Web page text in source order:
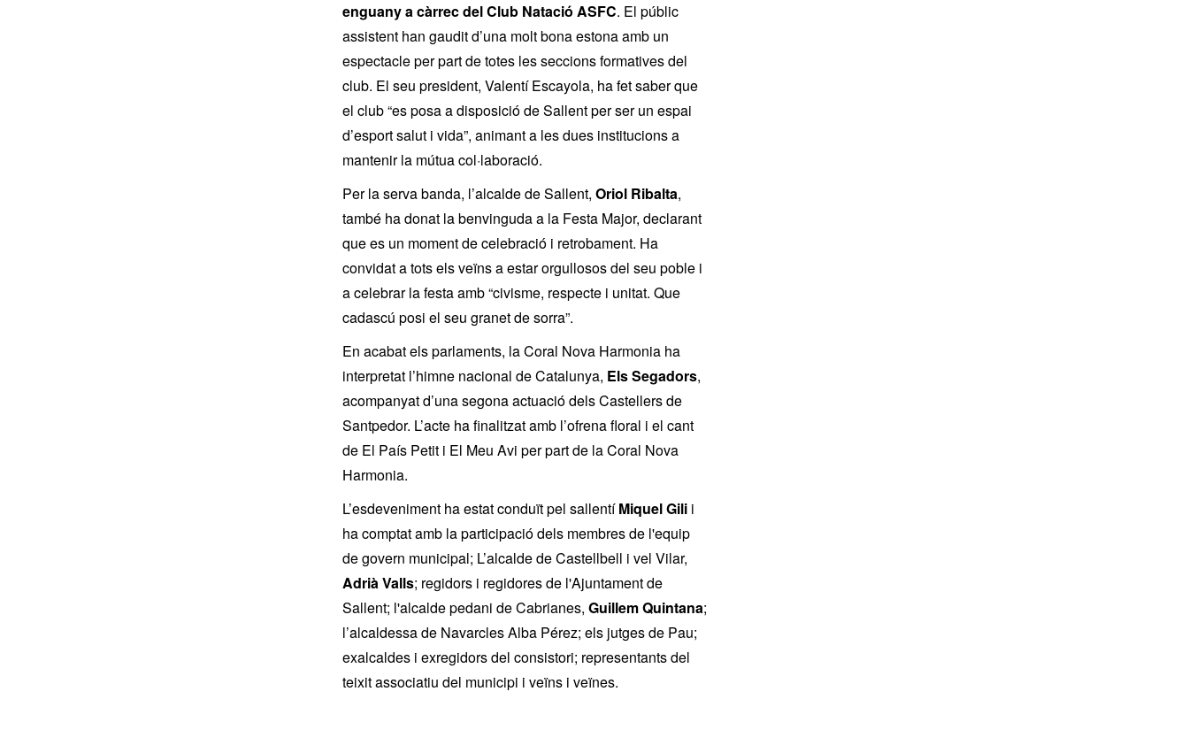
enguany a càrrec del Club Natació ASFC. El públic
assistent han gaudit d’una molt bona estona amb un
espectacle per part de totes les seccions formatives del
club. El seu president, Valentí Escayola, ha fet saber que
el club “es posa a disposició de Sallent per ser un espai
d’esport salut i vida”, animant a les dues institucions a
mantenir la mútua col·laboració.
Per la serva banda, l’alcalde de Sallent, Oriol Ribalta,
també ha donat la benvinguda a la Festa Major, declarant
que es un moment de celebració i retrobament. Ha
convidat a tots els veïns a estar orgullosos del seu poble i
a celebrar la festa amb “civisme, respecte i unitat. Que
cadascú posi el seu granet de sorra”.
En acabat els parlaments, la Coral Nova Harmonia ha
interpretat l’himne nacional de Catalunya, Els Segadors,
acompanyat d’una segona actuació dels Castellers de
Santpedor. L’acte ha finalitzat amb l’ofrena floral i el cant
de El País Petit i El Meu Avi per part de la Coral Nova
Harmonia.
L’esdeveniment ha estat conduït pel sallentíMiquel Gili i
ha comptat amb la participació dels membres de l'equip
de govern municipal; L’alcalde de Castellbell i vel Vilar,
Adrià Valls; regidors i regidores de l'Ajuntament de
Sallent; l'alcalde pedani de Cabrianes, Guillem Quintana;
l’alcaldessa de Navarcles Alba Pérez; els jutges de Pau;
exalcaldes i exregidors del consistori; representants del
teixit associatiu del municipi i veïns i veïnes.